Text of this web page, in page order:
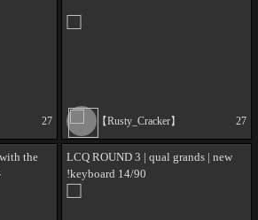
27 【Rusty_Cracker】 27
the
LCQ ROUND 3 | qual grands | new
!keyboard 14/90